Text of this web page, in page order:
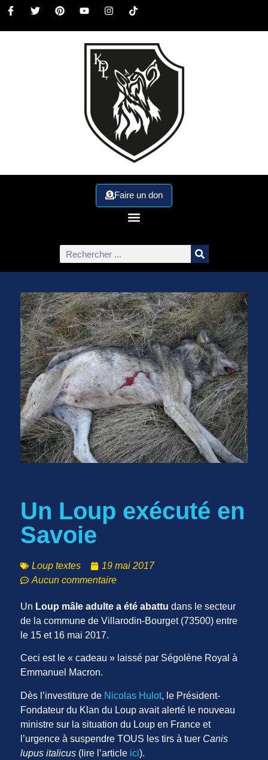
Faire un don
Un Loup exécuté en
Savoie
Loup textes
19 mai 2017
Aucun commentaire
Un Loup mâle adulte a été abattu dans le secteur
de la commune de Villarodin-Bourget (73500) entre
le 15 et 16 mai 2017.
Ceci est le « cadeau » laissé par Ségolène Royal à
Emmanuel Macron.
Dès l’investiture de Nicolas Hulot, le Président-
Fondateur du Klan du Loup avait alerté le nouveau
ministre sur la situation du Loup en France et
l’urgence à suspendre TOUS les tirs à tuer Canis
lupus italicus (lire l’article ici).